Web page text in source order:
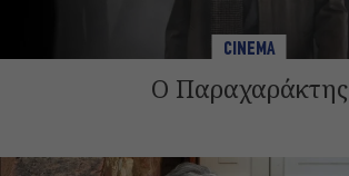
CINEMA
Ο Παραχαράκτης